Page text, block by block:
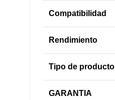
Compatibilidad
Rendimiento
Tipo de producto
GARANTIA